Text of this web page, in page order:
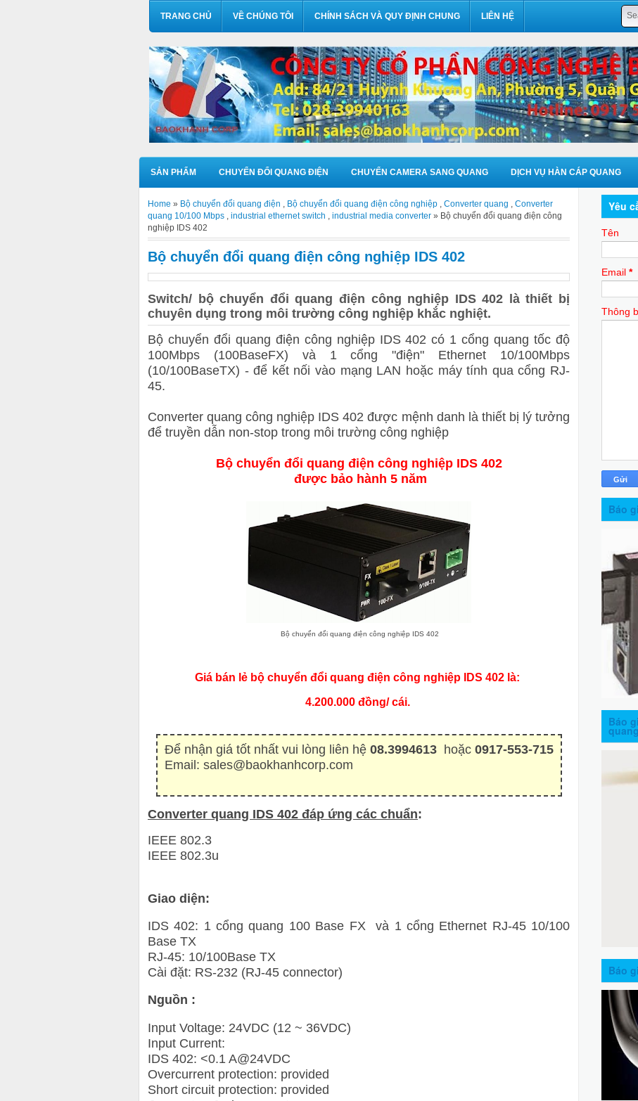
TRANG CHỦ VỀ CHÚNG TÔI CHÍNH SÁCH VÀ QUY ĐỊNH CHUNG LIÊN HỆ
SẢN PHẨM CHUYỂN ĐỔI QUANG ĐIỆN CHUYỂN CAMERA SANG QUANG DỊCH VỤ HÀN CÁP QUANG
Home » Bộ chuyển đổi quang điện , Bộ chuyển đổi quang điện công nghiệp , Converter quang , Converter
quang 10/100 Mbps , industrial ethernet switch , industrial media converter » Bộ chuyển đổi quang điện công
nghiệp IDS 402
Bộ chuyển đổi quang điện công nghiệp IDS 402
Switch/ bộ chuyển đổi quang điện công nghiệp IDS 402 là thiết bị
chuyên dụng trong môi trường công nghiệp khắc nghiệt.
Bộ chuyển đổi quang điện công nghiệp IDS 402 có 1 cổng quang tốc độ
100Mbps (100BaseFX) và 1 cổng "điện" Ethernet 10/100Mbps
(10/100BaseTX) - để kết nối vào mạng LAN hoặc máy tính qua cổng RJ-
45.
Converter quang công nghiệp IDS 402 được mệnh danh là thiết bị lý tưởng
để truyền dẫn non-stop trong môi trường công nghiệp
Bộ chuyển đổi quang điện công nghiệp IDS 402
được bảo hành 5 năm
Bộ chuyển đổi quang điện công nghiệp IDS 402
Giá bán lẻ bộ chuyển đổi quang điện công nghiệp IDS 402 là:
4.200.000 đồng/ cái.
Để nhận giá tốt nhất vui lòng liên hệ 08.3994613hoặc 0917-553-715
Email: sales@baokhanhcorp.com
Converter quang IDS 402 đáp ứng các chuẩn:
IEEE 802.3
IEEE 802.3u
Giao diện:
IDS 402: 1 cổng quang 100 Base FX và 1 cổng Ethernet RJ-45 10/100
Base TX
RJ-45: 10/100Base TX
Cài đặt: RS-232 (RJ-45 connector)
Nguồn :
Input Voltage: 24VDC (12 ~ 36VDC)
Input Current:
IDS 402: <0.1 A@24VDC
Overcurrent protection: provided
Short circuit protection: provided
Yêu
Tên
Email *
Thông
Báo
Báo
quang
Báo